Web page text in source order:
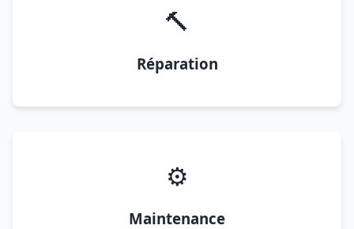
🔨
Réparation
⚙️
Maintenance